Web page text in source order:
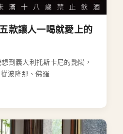
款讓人一喝就愛上的
到義大利托斯卡尼的艷陽，
波隆那、佛羅...